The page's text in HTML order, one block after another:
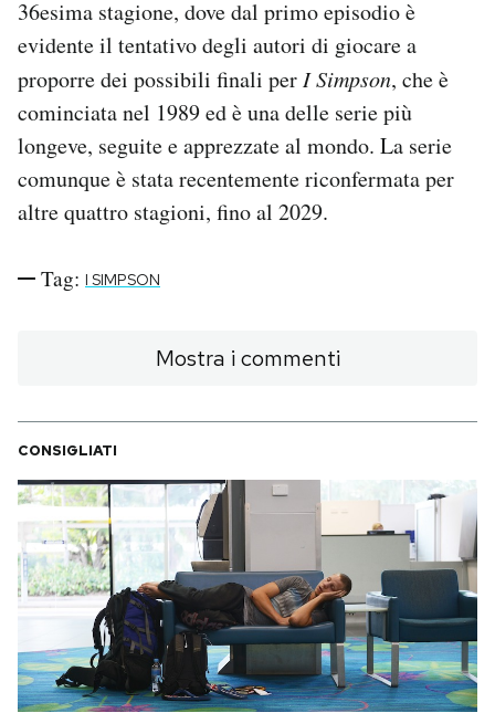
36esima stagione, dove dal primo episodio è
evidente il tentativo degli autori di giocare a
proporre dei possibili finali perI Simpson, che è
cominciata nel 1989 ed è una delle serie più
longeve, seguite e apprezzate al mondo. La serie
comunque è stata recentemente riconfermata per
altre quattro stagioni, fino al 2029.
Tag: I SIMPSON
Mostra i commenti
CONSIGLIATI